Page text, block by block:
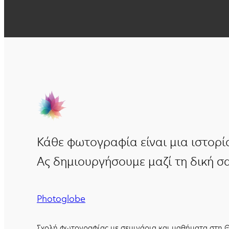
Κάθε φωτογραφία είναι μια
Ας δημιουργήσουμε μαζί τη δική
Photoglobe